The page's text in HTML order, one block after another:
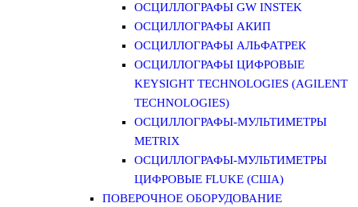
ОСЦИЛЛОГРАФЫ GW INSTEK
ОСЦИЛЛОГРАФЫ АКИП
ОСЦИЛЛОГРАФЫ АЛЬФАТРЕК
ОСЦИЛЛОГРАФЫ ЦИФРОВЫЕ
KEYSIGHT TECHNOLOGIES (AGILENT
TECHNOLOGIES)
ОСЦИЛЛОГРАФЫ-МУЛЬТИМЕТРЫ
METRIX
ОСЦИЛЛОГРАФЫ-МУЛЬТИМЕТРЫ
ЦИФРОВЫЕ FLUKE (США)
ПОВЕРОЧНОЕ ОБОРУДОВАНИЕ